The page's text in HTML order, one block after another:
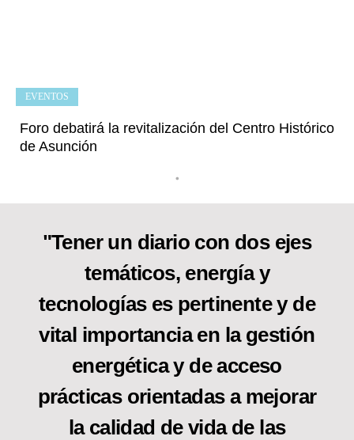
Foro debatirá la revitalización del Centro Histórico
de Asunción
•
EVENTOS
"Tener un diario con dos ejes
temáticos, energía y
tecnologías es pertinente y de
vital importancia en la gestión
energética y de acceso
prácticas orientadas a mejorar
la calidad de vida de las